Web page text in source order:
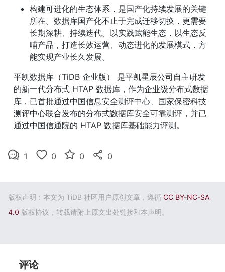
构建可进化的生态体系，是国产化持续发展的关键
所在。数据库国产化不止于完成迁移切换，更需要
长期深耕、持续迭代。以实践赋能生态，以生态反
哺产品，打造长效运营、动态进化的发展模式，方
能实现产业长久发展。
平凯数据库（TiDB 企业版） 是平凯星辰公司自主研发
的新一代分布式 HTAP 数据库，作为企业级分布式数据
库，已首批通过中国信息安全测评中心、国家保密科技
测评中心联合发布的分布式数据库安全可靠测评，并已
通过中国信通院的 HTAP 数据库基础能力评测。
1 0 0 0
版权声明：本文为 TiDB 社区用户原创文章，遵循 CC BY-NC-SA
4.0 版权协议，转载请附上原文出处链接和本声明。
评论